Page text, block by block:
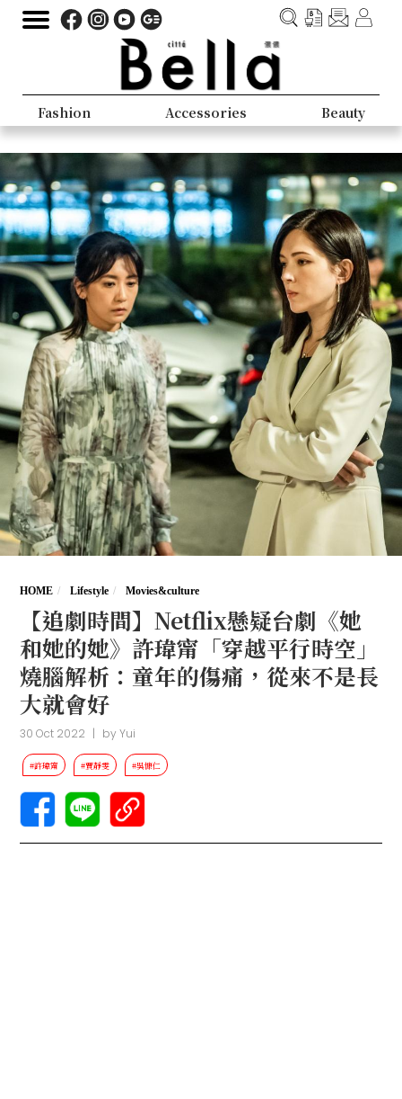
Fashion Accessories Beauty
HOME Lifestyle Movies&culture
【追劇時間】Netflix懸疑台劇《她
和她的她》許瑋甯「穿越平行時空」
燒腦解析：童年的傷痛，從來不是長
大就會好
30 Oct 2022 | byYui
#許瑋甯 #賈靜雯 #吳慷仁